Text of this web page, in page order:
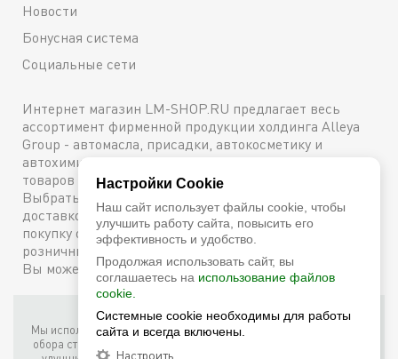
Новости
Бонусная система
Социальные сети
Интернет магазин LM-SHOP.RU предлагает весь
ассортимент фирменной продукции холдинга Alleya
Group - автомасла, присадки, автокосметику и
автохимию. Каталог содержит подробное описание
товаров с техническими характеристиками и ценами.
Выбрать и купить оригинальную продукцию с
доставкой по Москве можно сейчас же, оформив
покупку онлайн, либо посетив один из наших
розничных магазинов. Более подробную информацию
Вы можете получить по телефону+7 (800) 600-48-38
Фирменный интернет-магазин LM Shop © 2026
Мы используем собственные куки (соокіе) и куки третьих лиц для
обора статистики, маркетинговых целей, а также для того, чтобы
Настройки Cookie
Наш сайт использует файлы cookie, чтобы
улучшить работу сайта, повысить его
эффективность и удобство.
Продолжая использовать сайт, вы
соглашаетесь на использование файлов
cookie.
Системные cookie необходимы для работы
сайта и всегда включены.
Настроить